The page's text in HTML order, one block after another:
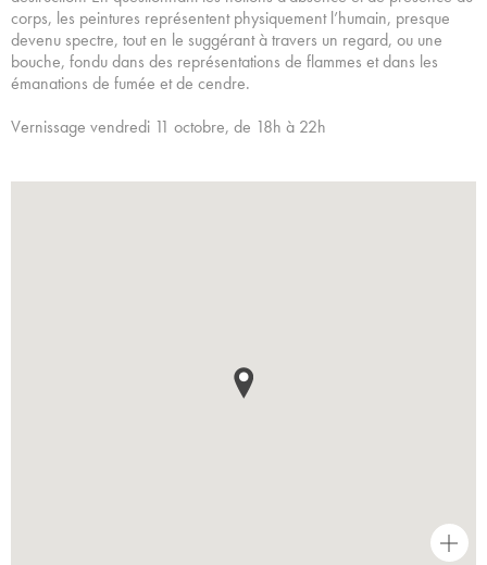
corps, les peintures représentent physiquement l’humain, presque
devenu spectre, tout en le suggérant à travers un regard, ou une
bouche, fondu dans des représentations de flammes et dans les
émanations de fumée et de cendre.
Vernissage vendredi 11 octobre, de 18h à 22h
+